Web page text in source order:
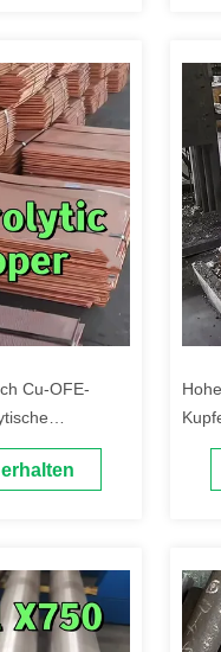
Cu-OFE-
1020 mm x 980